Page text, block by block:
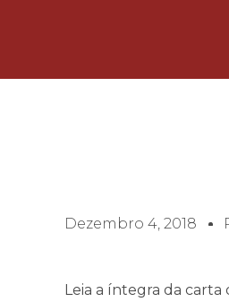
Dezembro 4, 2018
Leia a íntegra da carta